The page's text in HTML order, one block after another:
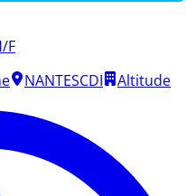
F
NANTESCDI
Altitude